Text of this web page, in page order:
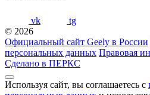
vk
tg
© 2026
Официальный сайт Geely в России
персональных данных Правовая
Сделано в ПЕРКС
Используя сайт, вы соглашаетесь с